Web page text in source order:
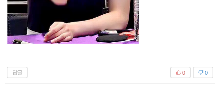
답글 0
0